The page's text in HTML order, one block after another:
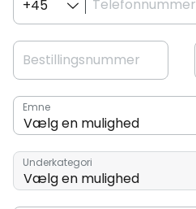
Telefonnummer
+45
Bestillingsnummer
Emne
Underkategori